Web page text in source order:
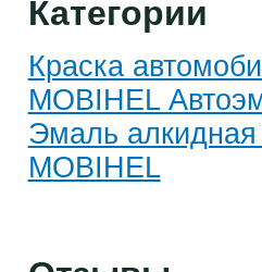
Категории
Краска
MOBIHEL
Эмаль
MOBIHEL